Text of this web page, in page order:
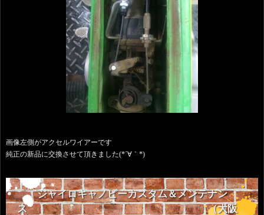
画像左側がアクセルワイアーです
純正の新品に交換させて頂きました(*´∀｀*)
ジャイロキャノピーカスタム＆メンテナン
ス （大阪